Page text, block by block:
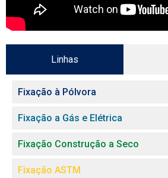
Linhas
Fixação à Pólvora
Fixação a Gás e Elétrica
Fixação Construção a Seco
Fixação ASTM